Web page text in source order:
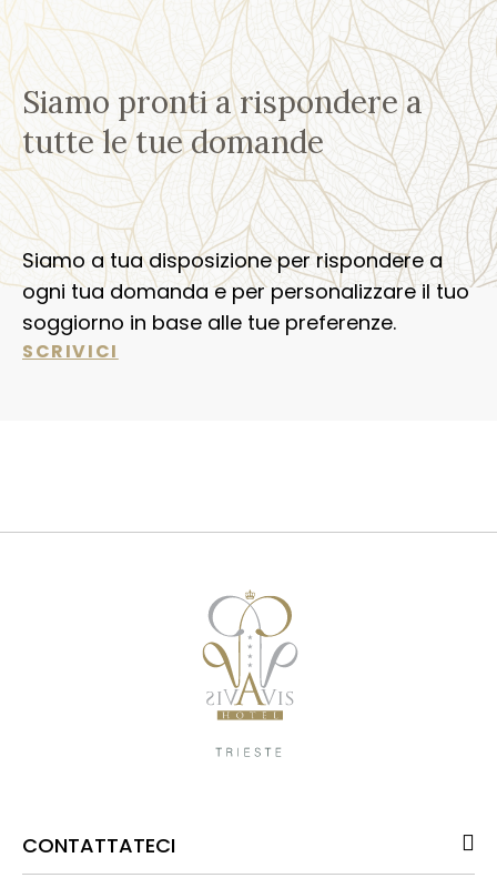
Siamo pronti a rispondere a
tutte le tue domande
Siamo a tua disposizione per rispondere a
ogni tua domanda e per personalizzare il tuo
soggiorno in base alle tue preferenze.
SCRIVICI
CONTATTATECI